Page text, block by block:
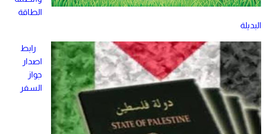
الطاقة
البديلة
رابط
اصدار
جواز
السفر